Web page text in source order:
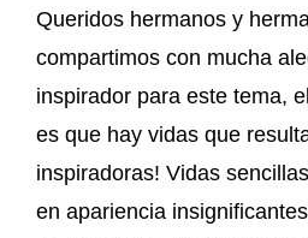
Queridos hermanos y
compartimos con mucha
inspirador para este tema,
es que hay vidas que
inspiradoras! Vidas
en apariencia